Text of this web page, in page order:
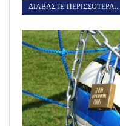
ΔΙΑΒΑΣΤΕ ΠΕΡΙΣΣΟΤΕΡΑ...